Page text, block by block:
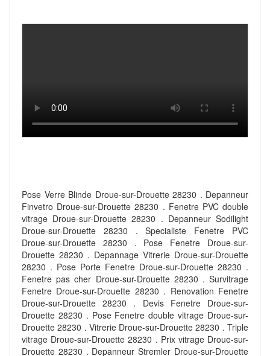
Pose Verre Blinde Droue-sur-Drouette 28230 . Depanneur
Finvetro Droue-sur-Drouette 28230 . Fenetre PVC double
vitrage Droue-sur-Drouette 28230 . Depanneur Sodilight
Droue-sur-Drouette 28230 . Specialiste Fenetre PVC
Droue-sur-Drouette 28230 . Pose Fenetre Droue-sur-
Drouette 28230 . Depannage Vitrerie Droue-sur-Drouette
28230 . Pose Porte Fenetre Droue-sur-Drouette 28230 .
Fenetre pas cher Droue-sur-Drouette 28230 . Survitrage
Fenetre Droue-sur-Drouette 28230 . Renovation Fenetre
Droue-sur-Drouette 28230 . Devis Fenetre Droue-sur-
Drouette 28230 . Pose Fenetre double vitrage Droue-sur-
Drouette 28230 . Vitrerie Droue-sur-Drouette 28230 . Triple
vitrage Droue-sur-Drouette 28230 . Prix vitrage Droue-sur-
Drouette 28230 . Depanneur Stremler Droue-sur-Drouette